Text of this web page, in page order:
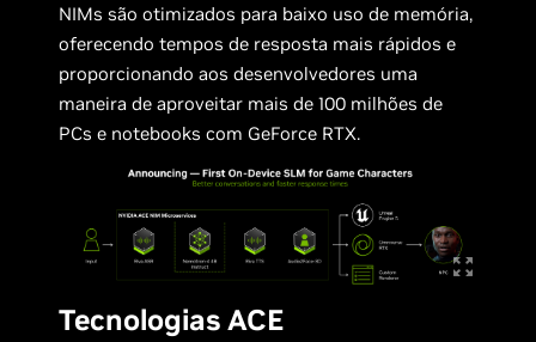
NIMs são otimizados para baixo uso de memória,
oferecendo tempos de resposta mais rápidos e
proporcionando aos desenvolvedores uma
maneira de aproveitar mais de 100 milhões de
PCs e notebooks com GeForce RTX.
Tecnologias ACE